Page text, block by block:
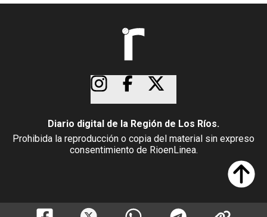
Diario digital de la Región de Los Ríos.
Prohibida la reproducción o copia del material sin expreso
consentimiento de RioenLinea.